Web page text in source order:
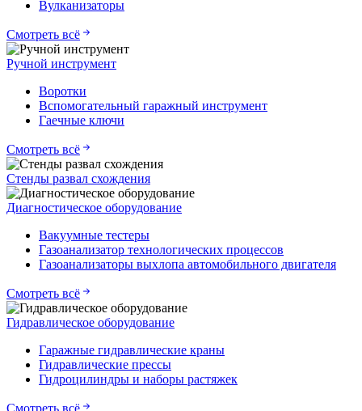
Вулканизаторы
Смотреть всё
Ручной инструмент
Воротки
Вспомогательный гаражный инструмент
Гаечные ключи
Смотреть всё
Стенды развал схождения
Диагностическое оборудование
Вакуумные тестеры
Газоанализатор технологических процессов
Газоанализаторы выхлопа автомобильного двигателя
Смотреть всё
Гидравлическое оборудование
Гаражные гидравлические краны
Гидравлические прессы
Гидроцилиндры и наборы растяжек
Смотреть всё